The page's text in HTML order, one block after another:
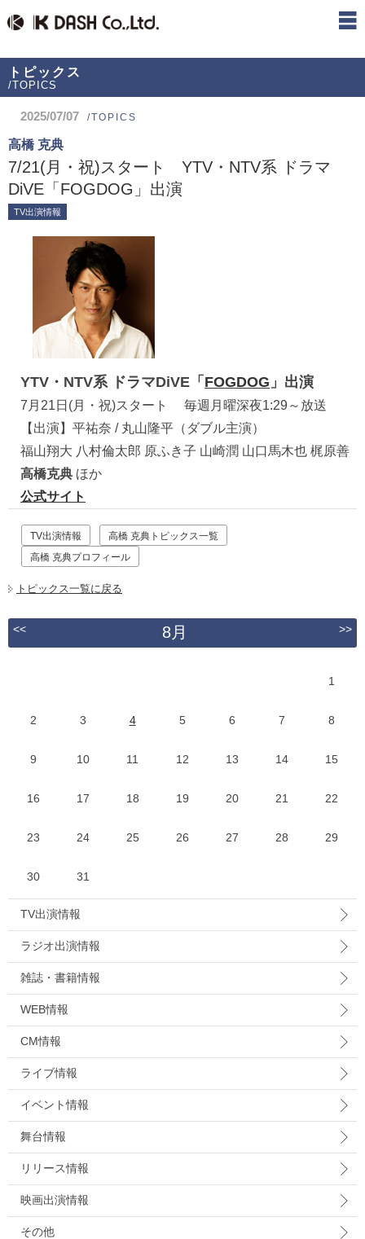
トピックス
/TOPICS
2025/07/07 /TOPICS
高橋 克典
7/21(月・祝)スタート YTV・NTV系 ドラマ
DiVE「FOGDOG」出演
TV出演情報
YTV・NTV系 ドラマDiVE「 FOGDOG 」出演
7月21日(月・祝)スタート 毎週月曜深夜1:29～放送
【出演】平祐奈 / 丸山隆平（ダブル主演）
福山翔大 八村倫太郎 原ふき子 山崎潤 山口馬木也 梶原善
高橋克典 ほか
公式サイト
TV出演情報
高橋 克典トピックス一覧
高橋 克典プロフィール
トピックス一覧に戻る
<< 8月 >>
1
2 3 4 5 6 7 8
9 10 11 12 13 14 15
16 17 18 19 20 21 22
23 24 25 26 27 28 29
30 31
TV出演情報
ラジオ出演情報
雑誌・書籍情報
WEB情報
CM情報
ライブ情報
イベント情報
舞台情報
リリース情報
映画出演情報
その他